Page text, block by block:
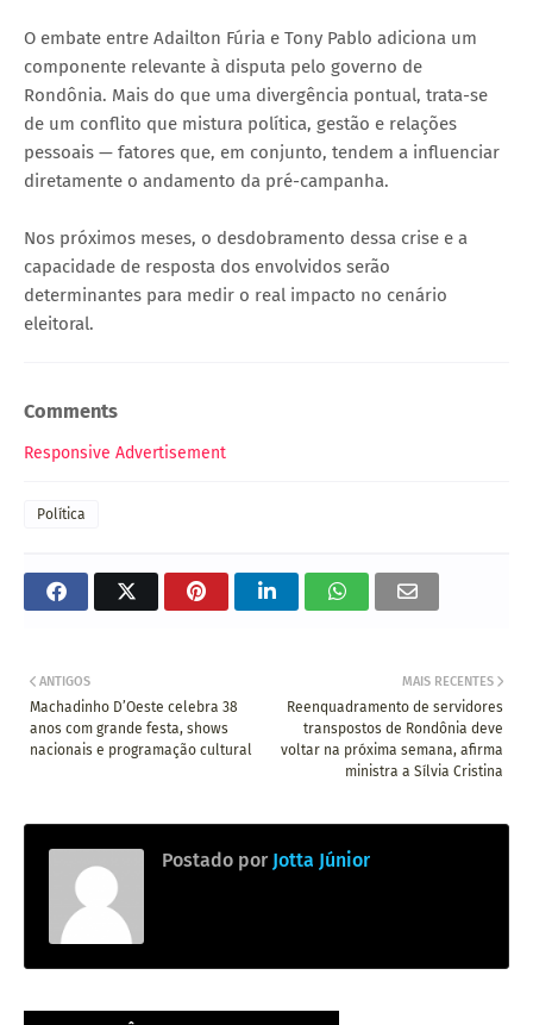
O embate entre Adailton Fúria e Tony Pablo adiciona um
componente relevante à disputa pelo governo de
Rondônia. Mais do que uma divergência pontual, trata-se
de um conflito que mistura política, gestão e relações
pessoais — fatores que, em conjunto, tendem a influenciar
diretamente o andamento da pré-campanha.
Nos próximos meses, o desdobramento dessa crise e a
capacidade de resposta dos envolvidos serão
determinantes para medir o real impacto no cenário
eleitoral.
Comments
Responsive Advertisement
Política
MAIS RECENTES
Reenquadramento de servidores
transpostos de Rondônia deve
voltar na próxima semana, afirma
ministra a Sílvia Cristina
ANTIGOS
Machadinho D’Oeste celebra 38
anos com grande festa, shows
nacionais e programação cultural
Postado por Jotta Júnior